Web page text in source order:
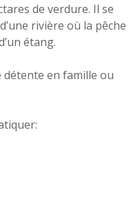
de verdure. Il se
rivière où la pêche
étang.
en famille ou